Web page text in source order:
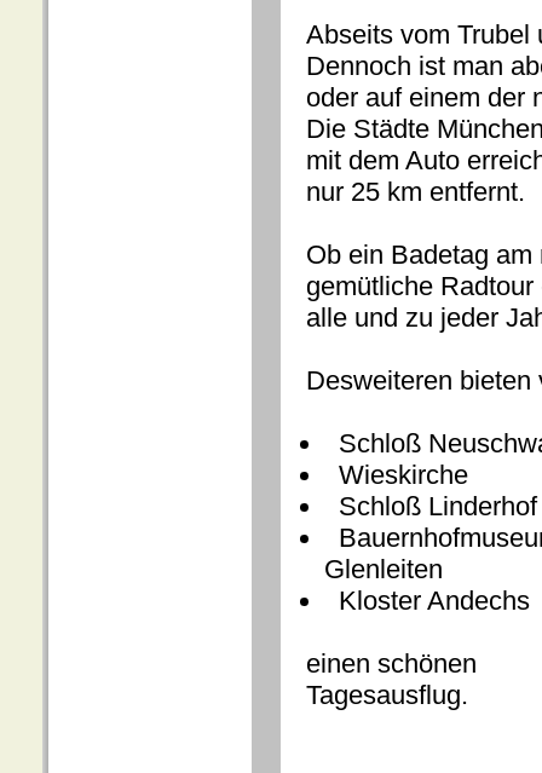
Abseits vom Trubel
Dennoch ist man
oder auf einem der
Die Städte
mit dem Auto
nur 25 km entfernt.
Ob ein Badetag
gemütliche
alle und zu jeder
Desweiteren
Schloß
Schloß Linderhof
Glenleiten
Kloster Andechs
einen schönen
Tagesausflug.